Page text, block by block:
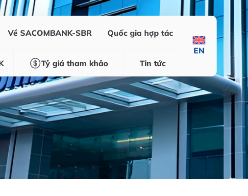
Về SACOMBANK-SBR Quốc gia hợp tác
Tỷ giá tham khảo Tin tức
EN